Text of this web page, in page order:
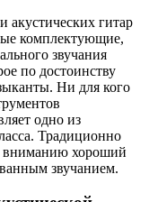
акустических гитар
комплектующие,
звучания
по достоинству
Ни для кого
одно из
Традиционно
вниманию хороший
звучанием.